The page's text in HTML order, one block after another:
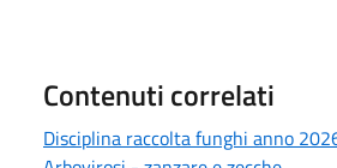
Contenuti correlati
Disciplina raccolta funghi anno